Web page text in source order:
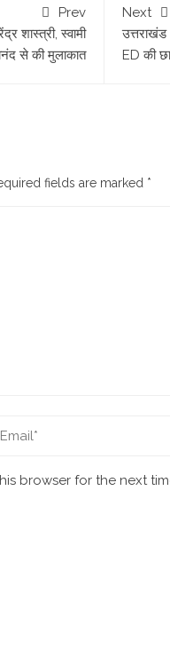
Prev
शास्त्री, स्वामी
से की मुलाकात
Next
उत्तराखंड
ED की
fields are marked *
browser for the next